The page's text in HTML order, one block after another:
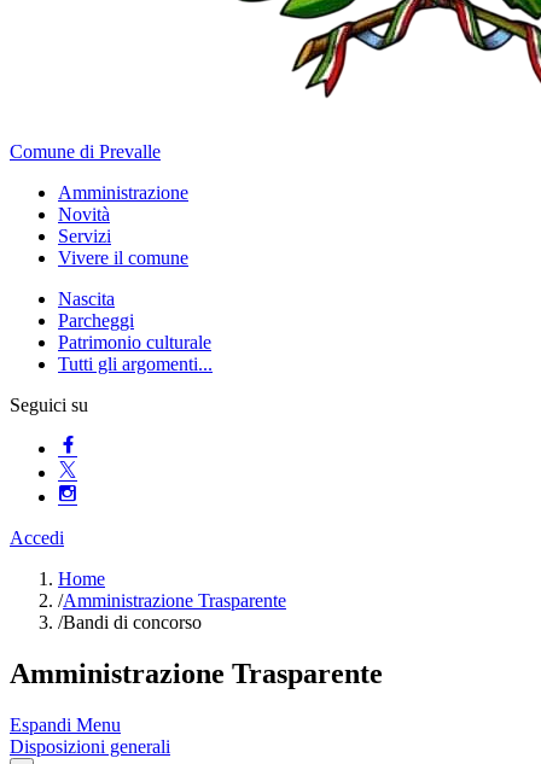
Comune di Prevalle
Amministrazione
Novità
Servizi
Vivere il comune
Nascita
Parcheggi
Patrimonio culturale
Tutti gli argomenti...
Seguici su
Accedi
Home
/Amministrazione Trasparente
/Bandi di concorso
Amministrazione Trasparente
Espandi Menu
Disposizioni generali